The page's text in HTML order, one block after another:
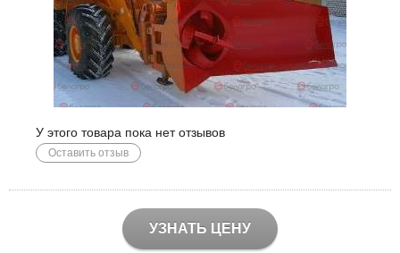
У этого товара пока нет отзывов
Оставить отзыв
УЗНАТЬ ЦЕНУ